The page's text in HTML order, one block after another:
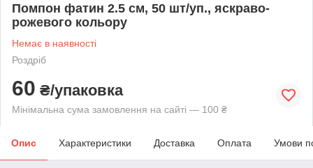
Помпон фатин 2.5 см, 50 шт/уп., яскраво-
рожевого кольору
Немає в наявності
Роздріб
60 ₴/упаковка
Мінімальна сума замовлення на сайті — 100 ₴
Опис Характеристики Доставка Оплата Умови